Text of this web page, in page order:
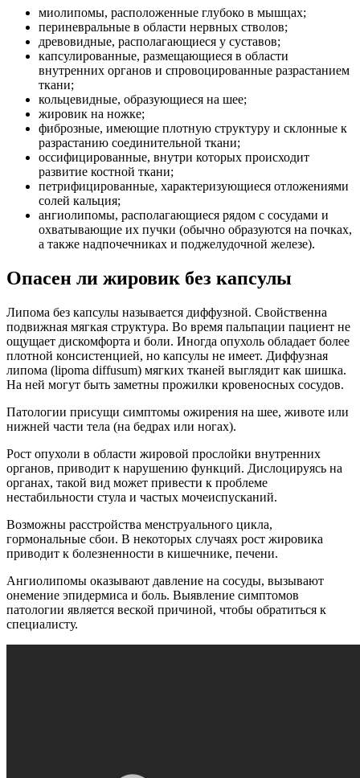
миолипомы, расположенные глубоко в мышцах;
периневральные в области нервных стволов;
древовидные, располагающиеся у суставов;
капсулированные, размещающиеся в области
внутренних органов и спровоцированные разрастанием
ткани;
кольцевидные, образующиеся на шее;
жировик на ножке;
фиброзные, имеющие плотную структуру и склонные к
разрастанию соединительной ткани;
оссифицированные, внутри которых происходит
развитие костной ткани;
петрифицированные, характеризующиеся отложениями
солей кальция;
ангиолипомы, располагающиеся рядом с сосудами и
охватывающие их пучки (обычно образуются на почках,
а также надпочечниках и поджелудочной железе).
Опасен ли жировик без капсулы
Липома без капсулы называется диффузной. Свойственна
подвижная мягкая структура. Во время пальпации пациент не
ощущает дискомфорта и боли. Иногда опухоль обладает более
плотной консистенцией, но капсулы не имеет. Диффузная
липома (lipoma diffusum) мягких тканей выглядит как шишка.
На ней могут быть заметны прожилки кровеносных сосудов.
Патологии присущи симптомы ожирения на шее, животе или
нижней части тела (на бедрах или ногах).
Рост опухоли в области жировой прослойки внутренних
органов, приводит к нарушению функций. Дислоцируясь на
органах, такой вид может привести к проблеме
нестабильности стула и частых мочеиспусканий.
Возможны расстройства менструального цикла,
гормональные сбои. В некоторых случаях рост жировика
приводит к болезненности в кишечнике, печени.
Ангиолипомы оказывают давление на сосуды, вызывают
онемение эпидермиса и боль. Выявление симптомов
патологии является веской причиной, чтобы обратиться к
специалисту.